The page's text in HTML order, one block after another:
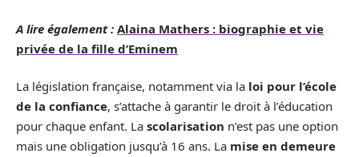
A lire également : Alaina Mathers : biographie et vie
privée de la fille d’Eminem
La législation française, notamment via la loi pour l’école
de la confiance, s’attache à garantir le droit à l’éducation
pour chaque enfant. La scolarisation n’est pas une option
mais une obligation jusqu’à 16 ans. La mise en demeure